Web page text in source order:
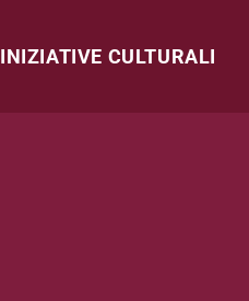
INIZIATIVE CULTURALI